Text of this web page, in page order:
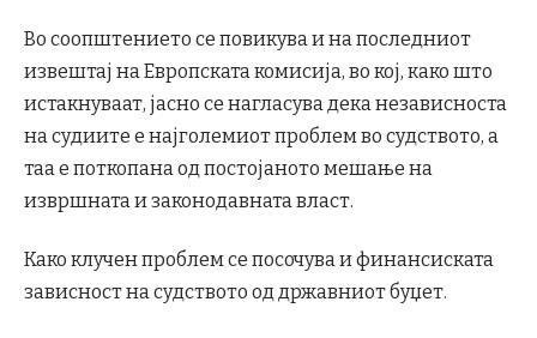
Во соопштението се повикува и на последниот
извештај на Европската комисија, во кој, како што
истакнуваат, јасно се нагласува дека независноста
на судиите е најголемиот проблем во судството, а
таа е поткопана од постојаното мешање на
извршната и законодавната власт.
Како клучен проблем се посочува и финансиската
зависност на судството од државниот буџет.